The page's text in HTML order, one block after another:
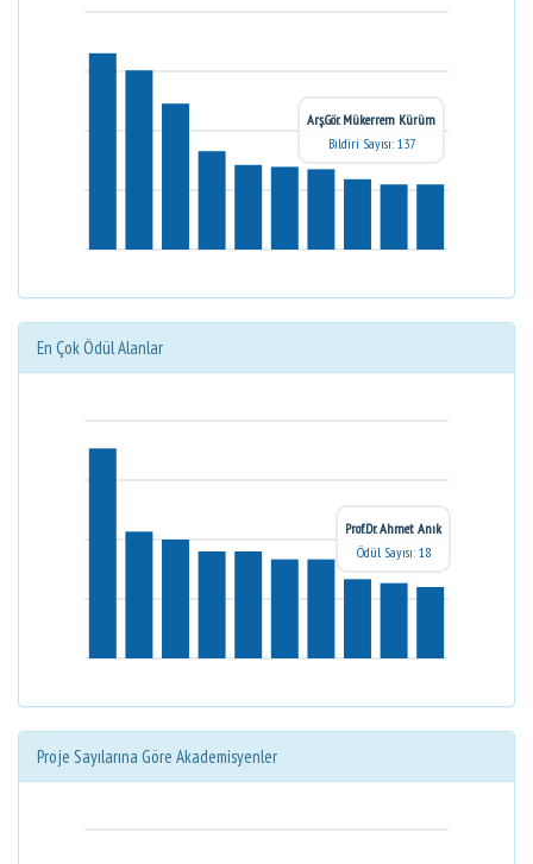
Arş.Gör. Mükerrem Kürüm
Bildiri Sayısı: 137
En Çok Ödül Alanlar
Prof.Dr. Ahmet Anık
Ödül Sayısı: 18
Proje Sayılarına Göre Akademisyenler